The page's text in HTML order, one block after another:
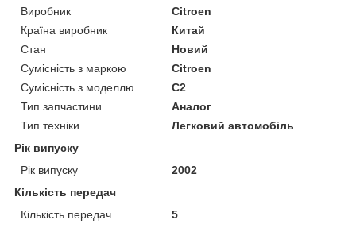
Виробник
Citroen
Країна виробник
Китай
Стан
Новий
Сумісність з маркою
Citroen
Сумісність з моделлю
C2
Тип запчастини
Аналог
Тип техніки
Легковий автомобіль
Рік випуску
Рік випуску
2002
Кількість передач
Кількість передач
5